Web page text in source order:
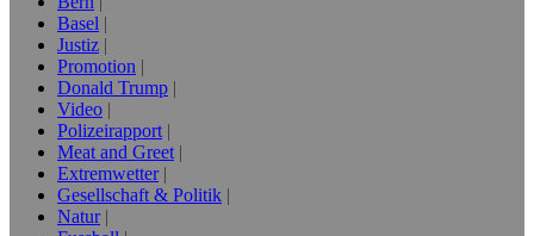
Basel
Justiz
Promotion
Donald Trump
Video
Polizeirapport
Meat and Greet
Extremwetter
Gesellschaft & Politik
Natur